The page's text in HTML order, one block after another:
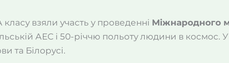
взяли участь у проведенні Міжнародного
АЕС і 50-річчю польоту людини в космос.
та Білорусі.